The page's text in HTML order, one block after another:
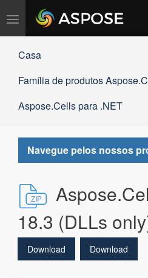
Alternar
navegação
Casa
Família de produtos
Aspose.Cells para .NET
Navegue pelos nossos
18.3 (DLLs
Download Download